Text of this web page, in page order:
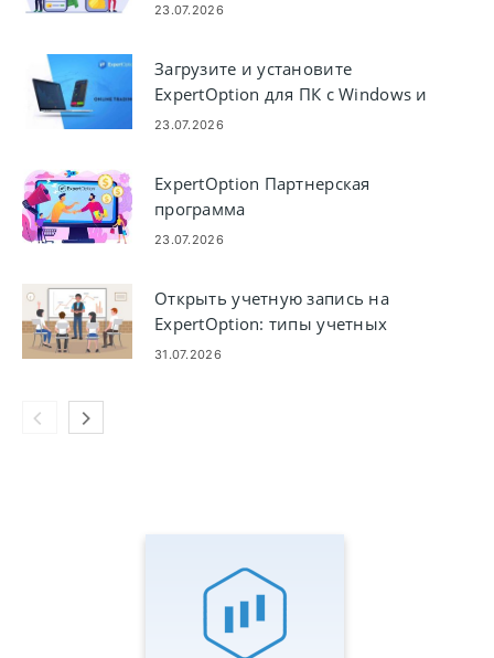
23.07.2026
Загрузите и установите
ExpertOption для ПК с Windows и
macOS
23.07.2026
ExpertOption Партнерская
программа
23.07.2026
Открыть учетную запись на
ExpertOption: типы учетных
записей и этапы настройки
31.07.2026